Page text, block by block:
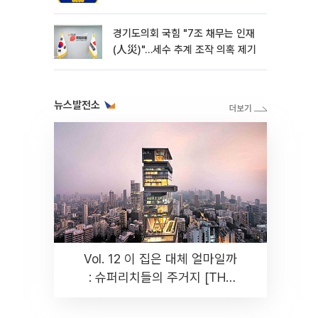
경기도의회 국힘 "7조 채무는 인재
(人災)"…세수 추계 조작 의혹 제기
뉴스발전소
Vol. 12 이 집은 대체 얼마일까
: 슈퍼리치들의 주거지 [THE